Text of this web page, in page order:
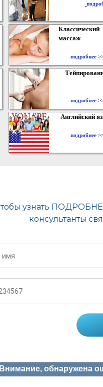
Классический
массаж
подробнее
подробнее
Английский
подробнее
Внимание, обнаружена